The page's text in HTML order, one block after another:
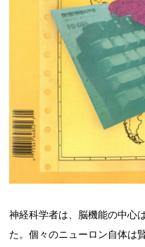
神経科学者は、脳機能の中心
た。個々のニューロン自体は